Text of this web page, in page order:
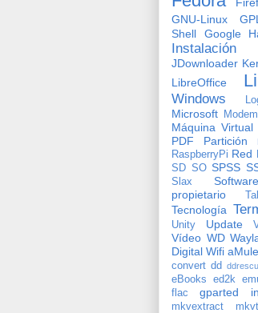
GNU-Linux
GPL
Shell
Google
Instalación
JDownloader
LibreOffice
Windows
Microsoft
Máquina Virtual
PDF
Partición
RaspberryPi Red
SD SO SPSS
Slax
propietario
Tecnología
Unity Update
Vídeo WD
Digital Wifi aMule
convert dd
eBooks ed2k
flac
gparted
mkvextract